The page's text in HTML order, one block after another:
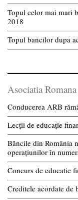
Topul celor mai mari
2018
Topul bancilor dupa
Asociatia
Conducerea ARB
Lecții de educație
Băncile din România
operațiunilor în
Concurs de educatie
Creditele acordate de